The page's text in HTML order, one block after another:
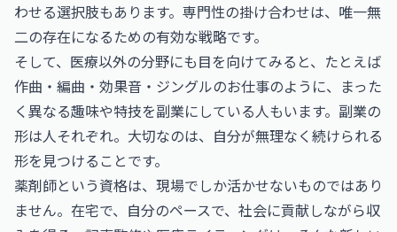
わせる選択肢もあります。専門性の掛け合わせは、唯一無
二の存在になるための有効な戦略です。
そして、医療以外の分野にも目を向けてみると、たとえば
作曲・編曲・効果音・ジングルのお仕事のように、まった
く異なる趣味や特技を副業にしている人もいます。副業の
形は人それぞれ。大切なのは、自分が無理なく続けられる
形を見つけることです。
薬剤師という資格は、現場でしか活かせないものではあり
ません。在宅で、自分のペースで、社会に貢献しながら収